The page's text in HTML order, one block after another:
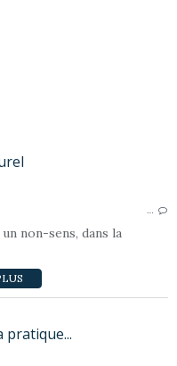
…
non-sens, dans la
pratique...